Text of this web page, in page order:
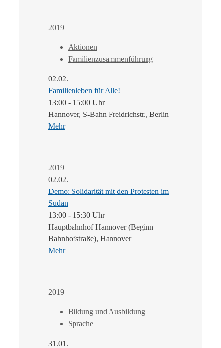
2019
Aktionen
Familienzusammenführung
02.02.
Familienleben für Alle!
13:00 - 15:00 Uhr
Hannover, S-Bahn Freidrichstr., Berlin
Mehr
2019
02.02.
Demo: Solidarität mit den Protesten im
Sudan
13:00 - 15:30 Uhr
Hauptbahnhof Hannover (Beginn
Bahnhofstraße), Hannover
Mehr
2019
Bildung und Ausbildung
Sprache
31.01.